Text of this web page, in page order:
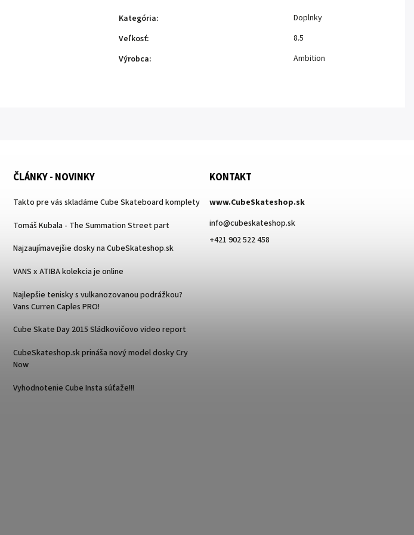
Kategória:
Doplnky
Veľkosť:
8.5
Výrobca: Ambition
ČLÁNKY - NOVINKY
Takto pre vás skladáme Cube Skateboard komplety
Tomáš Kubala - The Summation Street part
Najzaujímavejšie dosky na CubeSkateshop.sk
VANS x ATIBA kolekcia je online
Najlepšie tenisky s vulkanozovanou podrážkou?
Vans Curren Caples PRO!
Cube Skate Day 2015 Sládkovičovo video report
CubeSkateshop.sk prináša nový model dosky Cry
Now
Vyhodnotenie Cube Insta súťaže!!!
KONTAKT
www.CubeSkateshop.sk
info@cubeskateshop.sk
+421 902 522 458